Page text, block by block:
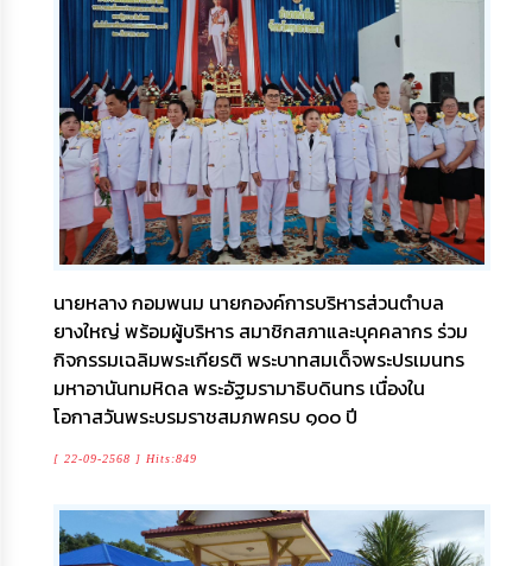
นายหลาง กอมพนม นายกองค์การบริหารส่วนตําบล
ยางใหญ่ พร้อมผู้บริหาร สมาชิกสภาและบุคคลากร ร่วม
กิจกรรมเฉลิมพระเกียรติ พระบาทสมเด็จพระปรเมนทร
มหาอานันทมหิดล พระอัฐมรามาธิบดินทร เนื่องใน
โอกาสวันพระบรมราชสมภพครบ ๑๐๐ ปี
[ 22-09-2568 ] Hits:849